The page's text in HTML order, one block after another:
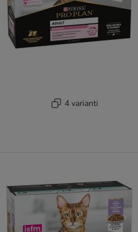
4 varianti